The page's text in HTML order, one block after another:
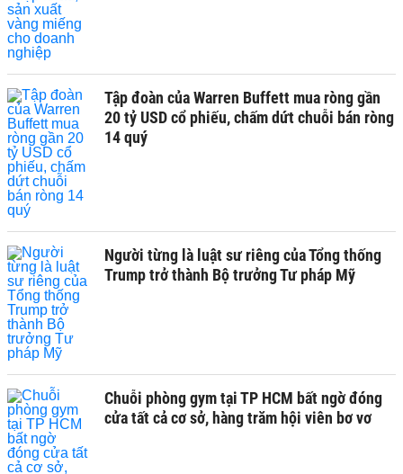
Tập đoàn của Warren Buffett mua ròng gần
20 tỷ USD cổ phiếu, chấm dứt chuỗi bán ròng
14 quý
Người từng là luật sư riêng của Tổng thống
Trump trở thành Bộ trưởng Tư pháp Mỹ
Chuỗi phòng gym tại TP HCM bất ngờ đóng
cửa tất cả cơ sở, hàng trăm hội viên bơ vơ